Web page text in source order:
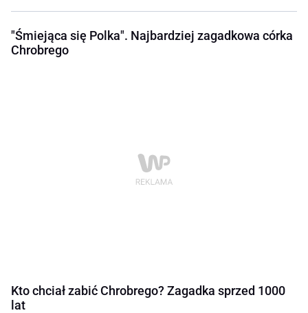
"Śmiejąca się Polka". Najbardziej zagadkowa córka
Chrobrego
Kto chciał zabić Chrobrego? Zagadka sprzed 1000
lat